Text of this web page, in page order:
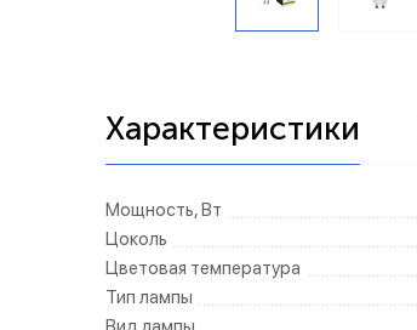
Характеристики
Мощность, Вт
Цоколь
Цветовая температура
Тип лампы